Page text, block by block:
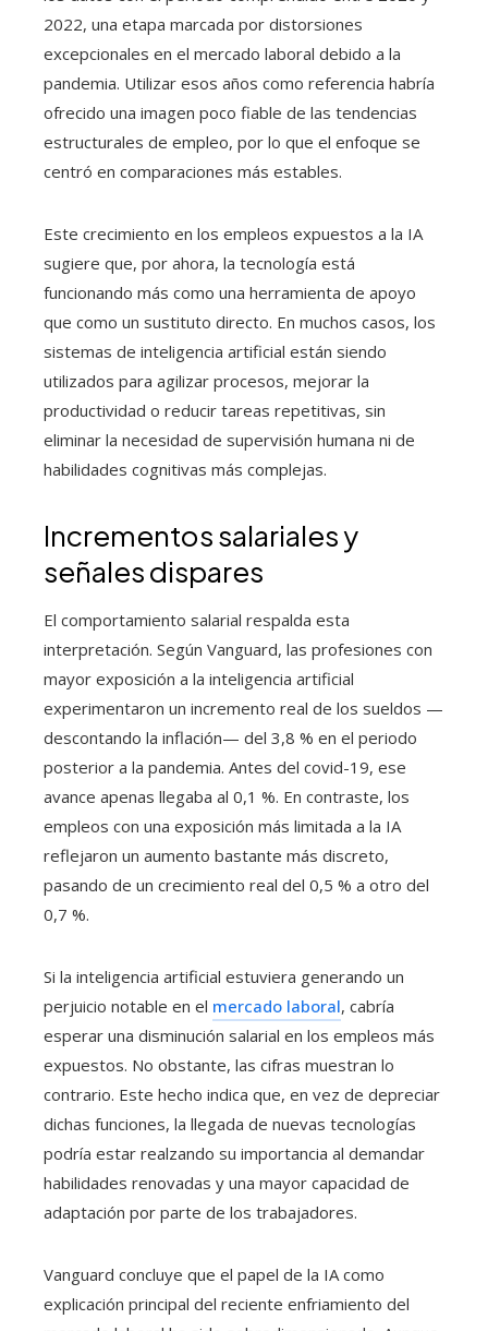
2022, una etapa marcada por distorsiones
excepcionales en el mercado laboral debido a la
pandemia. Utilizar esos años como referencia habría
ofrecido una imagen poco fiable de las tendencias
estructurales de empleo, por lo que el enfoque se
centró en comparaciones más estables.
Este crecimiento en los empleos expuestos a la IA
sugiere que, por ahora, la tecnología está
funcionando más como una herramienta de apoyo
que como un sustituto directo. En muchos casos, los
sistemas de inteligencia artificial están siendo
utilizados para agilizar procesos, mejorar la
productividad o reducir tareas repetitivas, sin
eliminar la necesidad de supervisión humana ni de
habilidades cognitivas más complejas.
Incrementos salariales y
señales dispares
El comportamiento salarial respalda esta
interpretación. Según Vanguard, las profesiones con
mayor exposición a la inteligencia artificial
experimentaron un incremento real de los sueldos —
descontando la inflación— del 3,8 % en el periodo
posterior a la pandemia. Antes del covid-19, ese
avance apenas llegaba al 0,1 %. En contraste, los
empleos con una exposición más limitada a la IA
reflejaron un aumento bastante más discreto,
pasando de un crecimiento real del 0,5 % a otro del
0,7 %.
Si la inteligencia artificial estuviera generando un
perjuicio notable en el mercado laboral, cabría
esperar una disminución salarial en los empleos más
expuestos. No obstante, las cifras muestran lo
contrario. Este hecho indica que, en vez de depreciar
dichas funciones, la llegada de nuevas tecnologías
podría estar realzando su importancia al demandar
habilidades renovadas y una mayor capacidad de
adaptación por parte de los trabajadores.
Vanguard concluye que el papel de la IA como
explicación principal del reciente enfriamiento del